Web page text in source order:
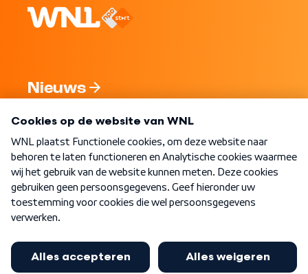
Nieuws
Nieuwsbrief
Word Lid